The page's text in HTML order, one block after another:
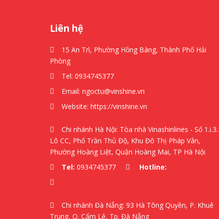
Liên hệ
15 An Trì, Phường Hồng Bàng, Thành Phố Hải
Phòng
Tel: 0934745377
Email: ngoctu@vinshine.vn
Website: https://vinshine.vn
Chi nhánh Hà Nội: Tòa nhà Vinashinlines - Số
Lô CC, Phố Trần Thủ Độ, Khu Đô Thị Pháp Vân,
Phường Hoàng Liệt, Quận Hoàng Mai, TP Hà Nội
Tel: 0934745377 Hotline:
Chi nhánh Đà Nẵng: 93 Hà Tông Quyền, P. Khuê
Trung, Q. Cẩm Lệ, Tp. Đà Nẵng